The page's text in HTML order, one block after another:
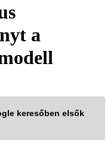
a
keresőben elsők